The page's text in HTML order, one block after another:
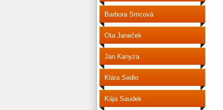
Barbora Srncová
Ota Janeček
Jan Kanyza
Klára Sedlo
Kája Saudek